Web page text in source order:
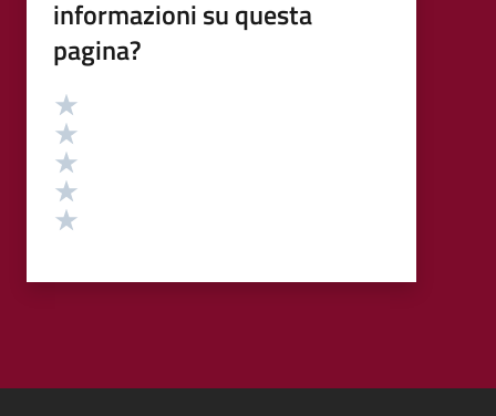
informazioni su questa
pagina?
Valutazione